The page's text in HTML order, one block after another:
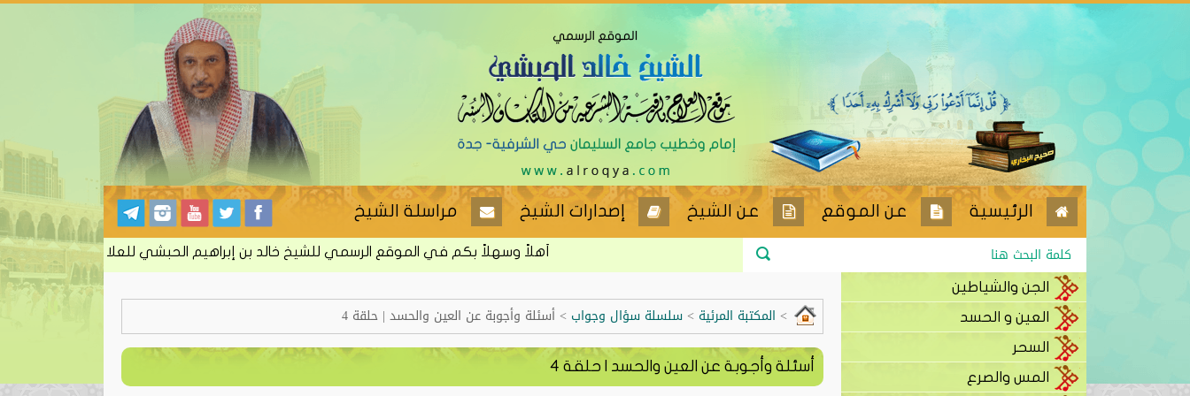
الرئيسية عن الموقع عن الشيخ إصدارات الشيخ مراسلة الشيخ
أهلاً وسهلاً بكم في الموقع الرسمي للشيخ خالد بن إبراهيم الحبشي للعلاج بالرقية الشرعية من
> المكتبة المرئية >سلسلة سؤال وجواب >أسئلة وأجوبة عن العين والحسد | حلقة 4
أسئلة وأجوبة عن العين والحسد | حلقة 4
الجن والشياطين
العين و الحسد
السحر
المس والصرع